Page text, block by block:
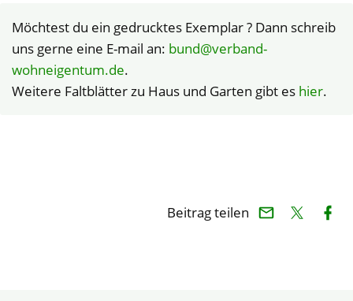
Möchtest du ein gedrucktes Exemplar ? Dann schreib
uns gerne eine E-mail an: bund@verband-
wohneigentum.de.
Weitere Faltblätter zu Haus und Garten gibt es hier.
Beitrag teilen